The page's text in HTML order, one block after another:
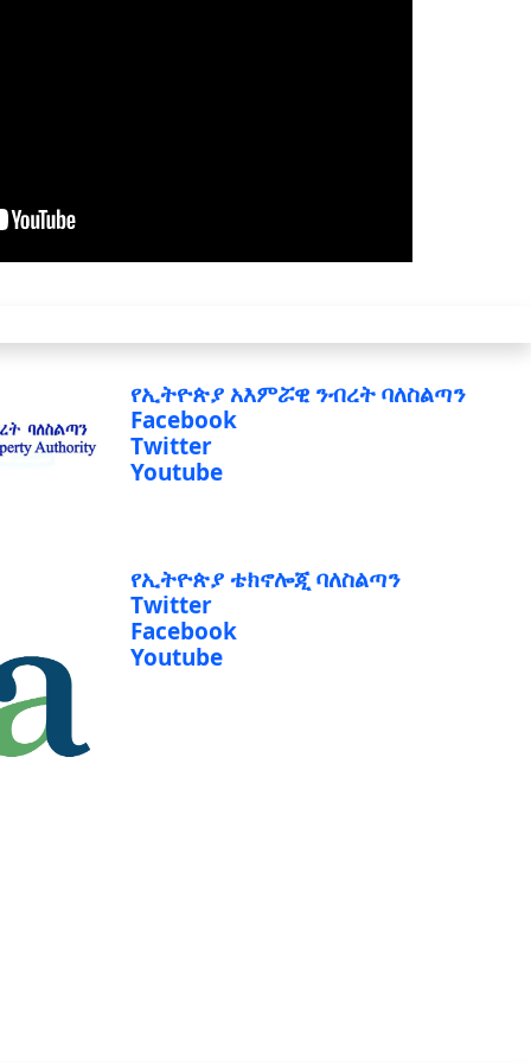
የኢትዮጵያ አእምሯዊ ንብረት ባለስልጣን
Facebook
Twitter
Youtube
የኢትዮጵያ ቴክኖሎጂ ባለስልጣን
Twitter
Facebook
Youtube